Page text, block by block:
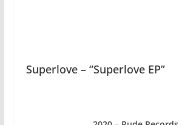
Superlove – “Superlove EP”